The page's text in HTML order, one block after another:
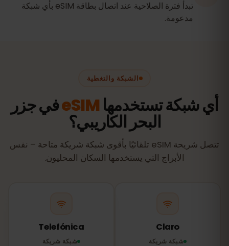
تبدأ فترة الصلاحية عند اتصال بطاقة eSIM بأي شبكة
مدعومة.
الشبكة والتغطية
أي شبكة تستخدمها eSIMفي جزر
البحر الكاريبي؟
تتصل شريحة eSIM تلقائيًا بأقوى شبكة شريكة متاحة – نفس
الأبراج التي يستخدمها السكان المحليون.
Claro
شبكة شريكة
Telefónica
شبكة شريكة